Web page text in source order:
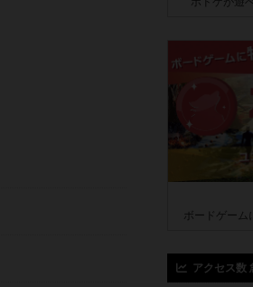
ボードゲーム
アクセス数